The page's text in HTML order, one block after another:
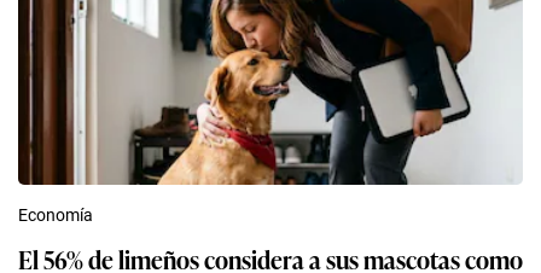
Economía
El 56% de limeños considera a sus mascotas como